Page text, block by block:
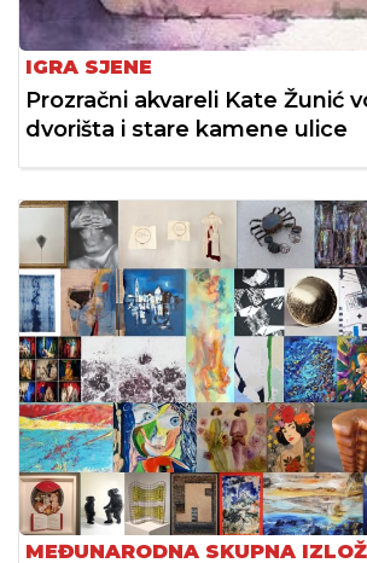
IGRA SJENE
Prozračni akvareli Kate Žunić
dvorišta i stare kamene ulice
MEĐUNARODNA SKUPNA